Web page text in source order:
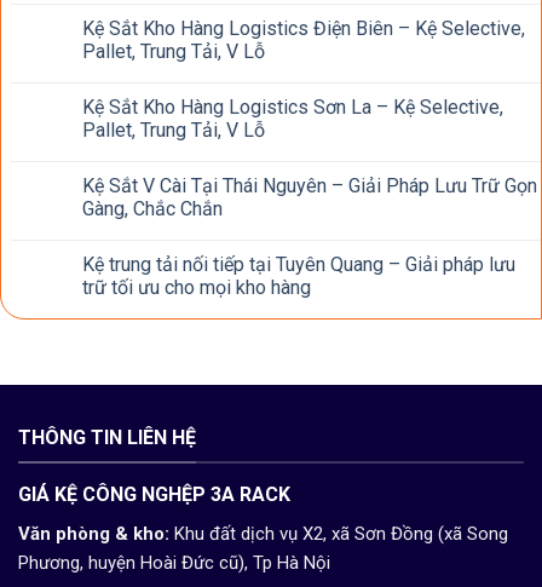
Kệ Sắt Kho Hàng Logistics Điện Biên – Kệ Selective,
Pallet, Trung Tải, V Lỗ
Kệ Sắt Kho Hàng Logistics Sơn La – Kệ Selective,
Pallet, Trung Tải, V Lỗ
Kệ Sắt V Cài Tại Thái Nguyên – Giải Pháp Lưu Trữ Gọn
Gàng, Chắc Chắn
Kệ trung tải nối tiếp tại Tuyên Quang – Giải pháp lưu
trữ tối ưu cho mọi kho hàng
THÔNG TIN LIÊN HỆ
GIÁ KỆ CÔNG NGHỆP 3A RACK
Văn phòng & kho: Khu đất dịch vụ X2, xã Sơn Đồng (xã Song
Phương, huyện Hoài Đức cũ), Tp Hà Nội